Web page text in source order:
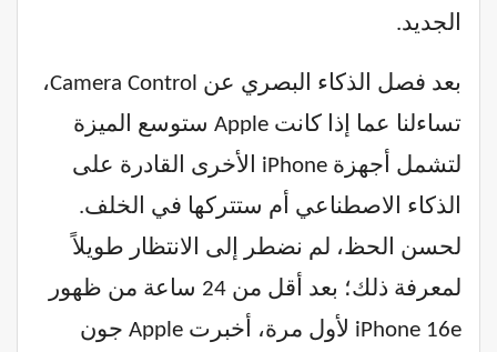
الجديد.
بعد فصل الذكاء البصري عن Camera Control،
تساءلنا عما إذا كانت Apple ستوسع الميزة
لتشمل أجهزة iPhone الأخرى القادرة على
الذكاء الاصطناعي أم ستتركها في الخلف.
لحسن الحظ، لم نضطر إلى الانتظار طويلاً
لمعرفة ذلك؛ بعد أقل من 24 ساعة من ظهور
iPhone 16e لأول مرة، أخبرت Apple جون